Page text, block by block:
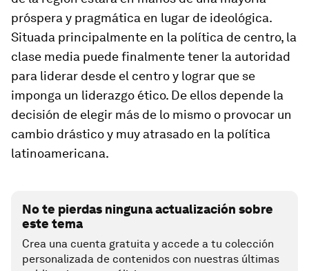
próspera y pragmática en lugar de ideológica.
Situada principalmente en la política de centro, la
clase media puede finalmente tener la autoridad
para liderar desde el centro y lograr que se
imponga un liderazgo ético. De ellos depende la
decisión de elegir más de lo mismo o provocar un
cambio drástico y muy atrasado en la política
latinoamericana.
No te pierdas ninguna actualización sobre
este tema
Crea una cuenta gratuita y accede a tu colección
personalizada de contenidos con nuestras últimas